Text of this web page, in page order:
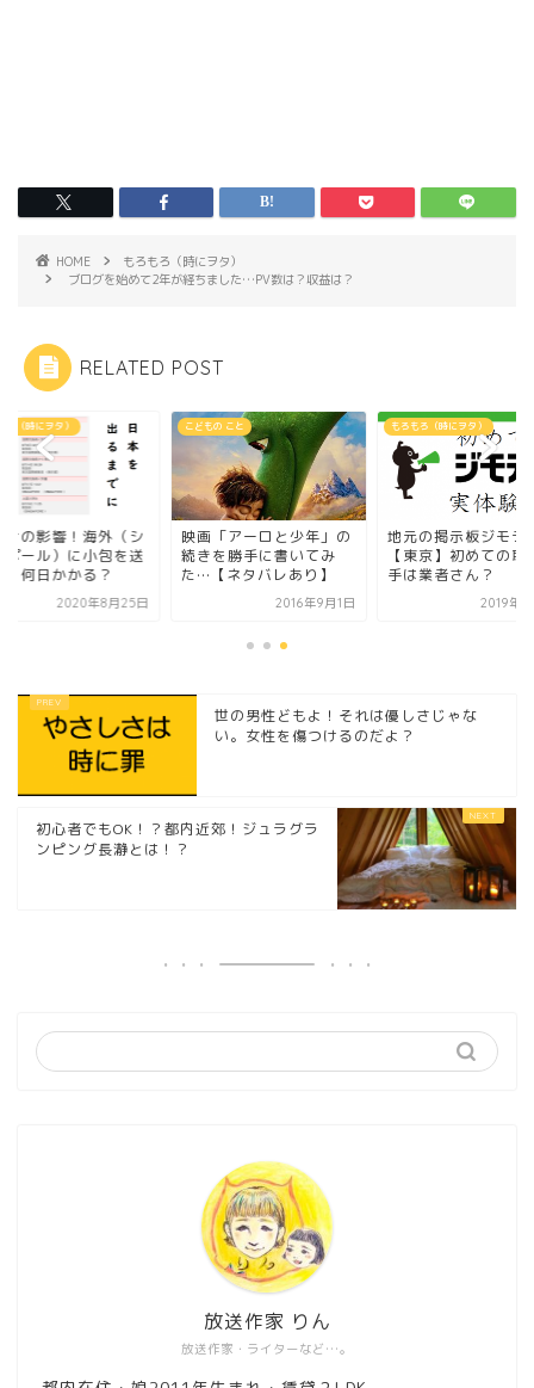
HOME
もろもろ（時にヲタ）
ブログを始めて2年が経ちました…PV数は？収益は？
RELATED POST
ろ（時にヲタ）
ナの影響！海外（シ
ポール）に小包を送
ら何日かかる？
2020年8月25日
こどもの こと
映画「アーロと少年」の
続きを勝手に書いてみ
た…【ネタバレあり】
2016年9月1日
もろもろ（時にヲタ）
地元の掲示板ジモテ
【東京】初めての取
手は業者さん？
2019年3
世の男性どもよ！それは優しさじゃな
い。女性を傷つけるのだよ？
初心者でもOK！？都内近郊！ジュラグラ
ンピング長瀞とは！？
放送作家・ライターなど…。
放送作家 りん